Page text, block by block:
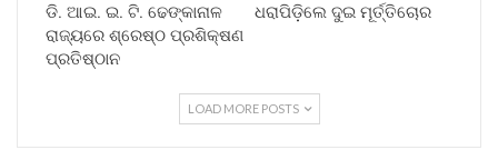
ଡି. ଆଇ. ଇ. ଟି. ଢେଙ୍କାନାଳ
ରାଜ୍ୟରେ ଶ୍ରେଷ୍ଠ ପ୍ରଶିକ୍ଷଣ
ପ୍ରତିଷ୍ଠାନ
ଧରାପିଡ଼ିଲେ ଦୁଇ ମୂର୍ତ୍ତିଚୋର
LOAD MORE POSTS